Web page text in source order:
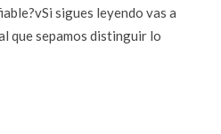
sigues leyendo vas a
que sepamos distinguir lo